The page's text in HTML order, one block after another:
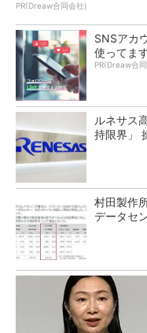
PR(Dreaw合同会社)
SNSアカ
使ってます
PR(Dreaw合
ルネサス
持限界」
村田製作
データセ